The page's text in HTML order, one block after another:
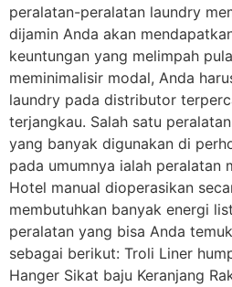
peralatan-peralatan laundry
dijamin Anda akan
keuntungan yang melimpah
meminimalisir modal, Anda
laundry pada distributor
terjangkau. Salah satu
yang banyak digunakan di
pada umumnya ialah peralatan
Hotel manual dioperasikan
membutuhkan banyak energi
peralatan yang bisa Anda
sebagai berikut: Troli Liner
Hanger Sikat baju Keranjang